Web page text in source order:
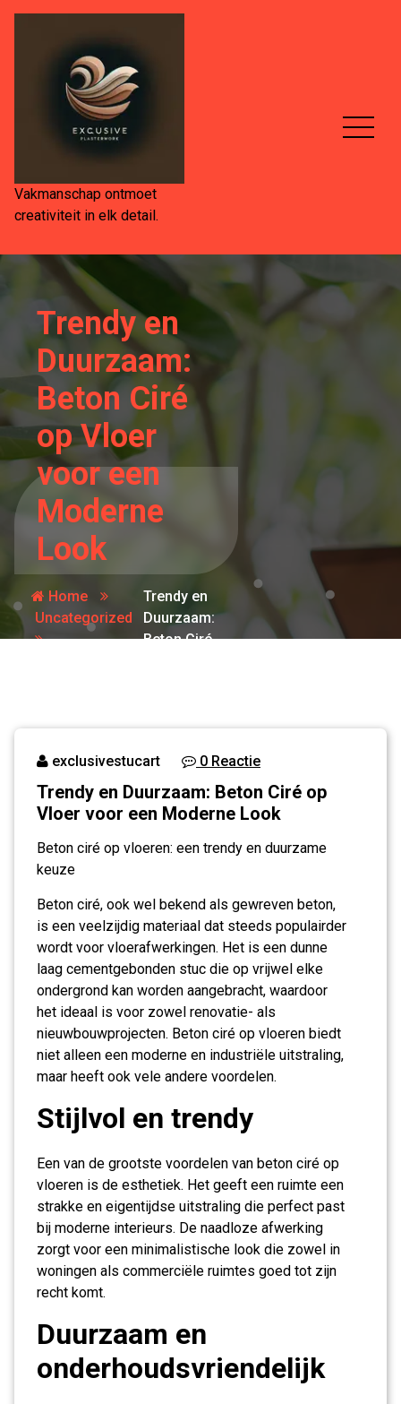
Spring
Vakmanschap ontmoet
creativiteit in elk detail.
Trendy en
Duurzaam:
Beton Ciré
op Vloer
voor een
Moderne
Look
Home
Uncategorized
Trendy en
Duurzaam:
Beton Ciré
Look
exclusivestucart 0 Reactie
Trendy en Duurzaam: Beton Ciré op
Vloer voor een Moderne Look
Beton ciré op vloeren: een trendy en duurzame
keuze
Beton ciré, ook wel bekend als gewreven beton,
is een veelzijdig materiaal dat steeds populairder
wordt voor vloerafwerkingen. Het is een dunne
laag cementgebonden stuc die op vrijwel elke
ondergrond kan worden aangebracht, waardoor
het ideaal is voor zowel renovatie- als
nieuwbouwprojecten. Beton ciré op vloeren biedt
niet alleen een moderne en industriële uitstraling,
maar heeft ook vele andere voordelen.
Stijlvol en trendy
Een van de grootste voordelen van beton ciré op
vloeren is de esthetiek. Het geeft een ruimte een
strakke en eigentijdse uitstraling die perfect past
bij moderne interieurs. De naadloze afwerking
zorgt voor een minimalistische look die zowel in
woningen als commerciële ruimtes goed tot zijn
recht komt.
Duurzaam en
onderhoudsvriendelijk